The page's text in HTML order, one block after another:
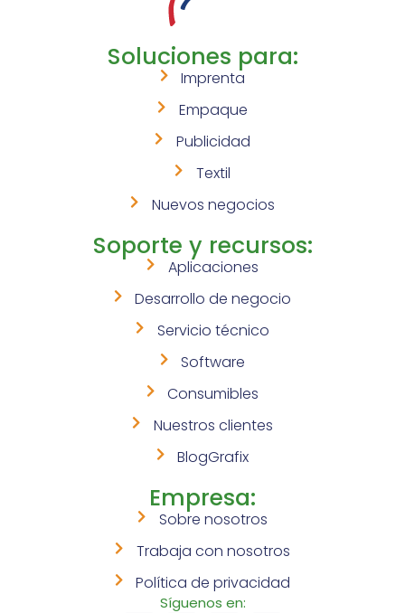
Soluciones para:
Imprenta
Empaque
Publicidad
Textil
Nuevos negocios
Soporte y recursos:
Aplicaciones
Desarrollo de negocio
Servicio técnico
Software
Consumibles
Nuestros clientes
BlogGrafix
Empresa:
Sobre nosotros
Trabaja con nosotros
Política de privacidad
Síguenos en: